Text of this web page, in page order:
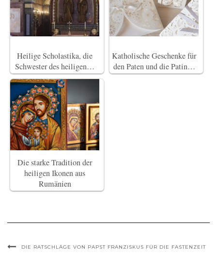
Heilige Scholastika, die
Schwester des heiligen…
Katholische Geschenke für
den Paten und die Patin…
Die starke Tradition der
heiligen Ikonen aus
Rumänien
DIE RATSCHLÄGE VON PAPST FRANZISKUS FÜR DIE FASTENZEIT